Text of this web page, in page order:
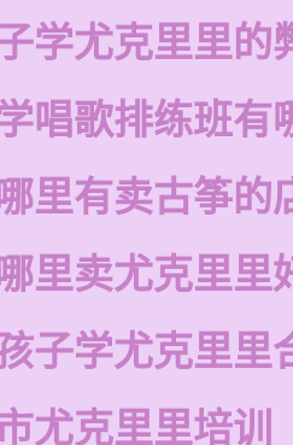
学尤克里里的
唱歌排练班有
里有卖古筝的
里卖尤克里里
子学尤克里里
尤克里里培训